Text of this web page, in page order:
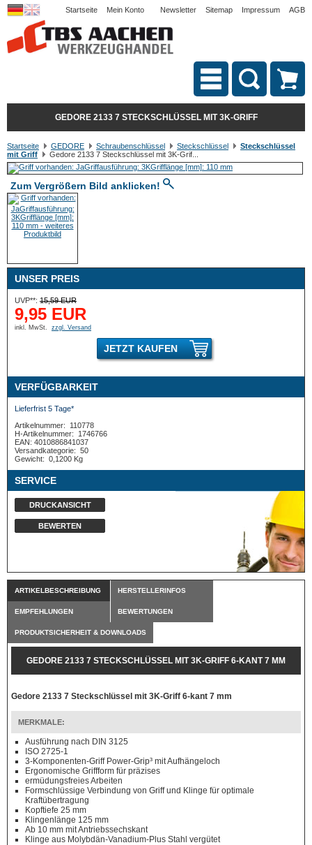
Startseite Mein Konto Newsletter Sitemap Impressum AGB
GEDORE 2133 7 STECKSCHLÜSSEL MIT 3K-GRIFF
Startseite GEDORE Schraubenschlüssel Steckschlüssel
Steckschlüssel
mit Griff
Gedore 2133 7 Steckschlüssel mit 3K-Grif...
Zum Vergrößern Bild anklicken!
UNSER PREIS
UVP**: 15,59 EUR
9,95 EUR
inkl. MwSt. zzgl. Versand
JETZT KAUFEN
VERFÜGBARKEIT
Lieferfrist 5 Tage*
Artikelnummer:
110778
H-Artikelnummer:
1746766
EAN: 4010886841037
Versandkategorie: 50
Gewicht: 0,1200 Kg
SERVICE
DRUCKANSICHT
BEWERTEN
ARTIKELBESCHREIBUNG HERSTELLERINFOS
EMPFEHLUNGEN BEWERTUNGEN
PRODUKTSICHERHEIT & DOWNLOADS
GEDORE 2133 7 STECKSCHLÜSSEL MIT 3K-GRIFF 6-KANT 7 MM
Gedore 2133 7 Steckschlüssel mit 3K-Griff 6-kant 7 mm
MERKMALE:
Ausführung nach DIN 3125
ISO 2725-1
3-Komponenten-Griff Power-Grip³ mit Aufhängeloch
Ergonomische Griffform für präzises
ermüdungsfreies Arbeiten
Formschlüssige Verbindung von Griff und Klinge für optimale
Kraftübertragung
Kopftiefe 25 mm
Klingenlänge 125 mm
Ab 10 mm mit Antriebssechskant
Klinge aus Molybdän-Vanadium-Plus Stahl vergütet